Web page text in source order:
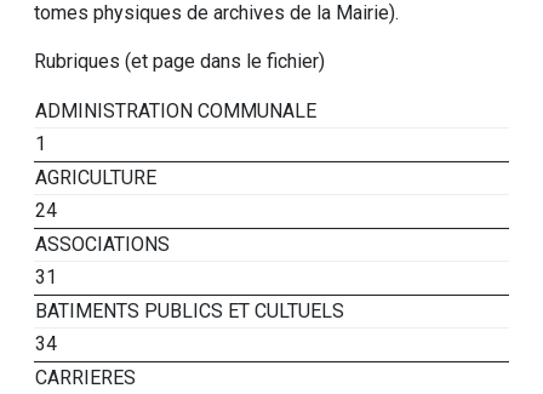
tomes physiques de archives de la Mairie).
Rubriques (et page dans le fichier)
ADMINISTRATION COMMUNALE
1
AGRICULTURE
24
ASSOCIATIONS
31
BATIMENTS PUBLICS ET CULTUELS
34
CARRIERES